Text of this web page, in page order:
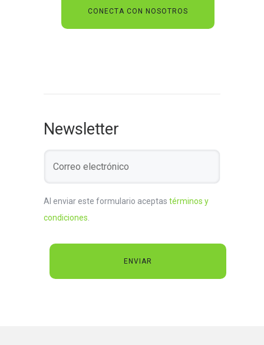
Newsletter
Al enviar este formulario aceptas términos y
condiciones